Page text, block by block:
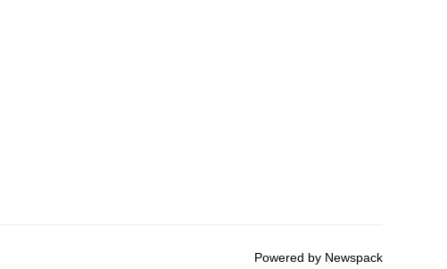
Powered by Newspack